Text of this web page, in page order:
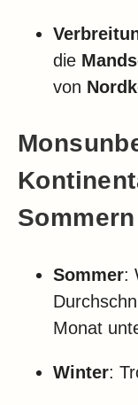
die
von
Sommern
Sommer:
Monat
Winter: